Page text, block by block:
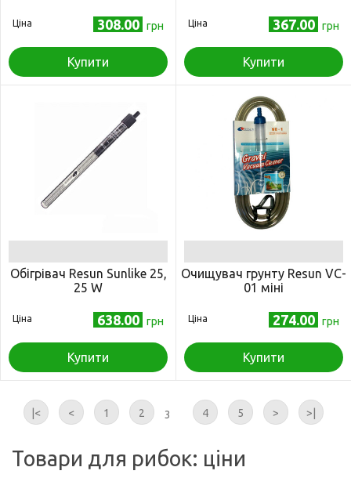
Ціна 308.00 грн
Купити
Ціна 367.00 грн
Купити
Обігрівач Resun Sunlike 25,
25 W
Ціна 638.00 грн
Купити
Очищувач грунту Resun VC-
01 міні
Ціна 274.00 грн
Купити
|< < 1 2 3 4 5 > >|
Товари для рибок: ціни